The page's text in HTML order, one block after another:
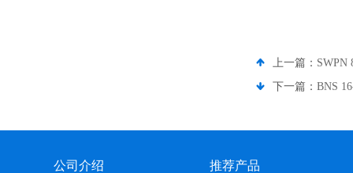
上一篇： SWPN
下一篇： BNS
公司介绍 推荐产品